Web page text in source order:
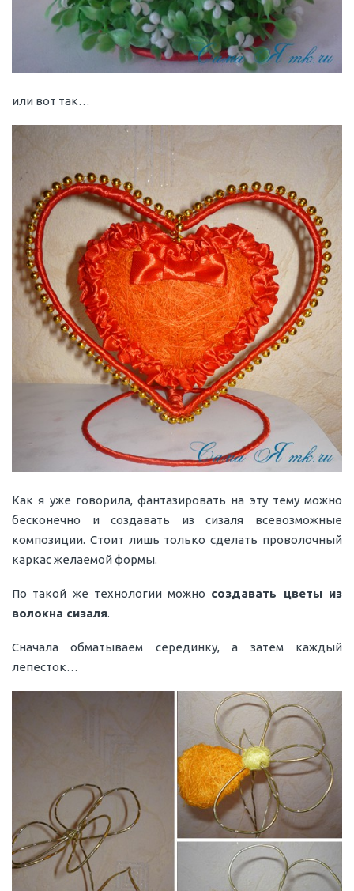
или вот так…
Как я уже говорила, фантазировать на эту тему можно
бесконечно и создавать из сизаля всевозможные
композиции. Стоит лишь только сделать проволочный
каркас желаемой формы.
По такой же технологии можно создавать цветы из
волокна сизаля.
Сначала обматываем серединку, а затем каждый
лепесток…